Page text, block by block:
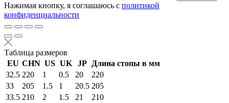
Нажимая кнопку, я соглашаюсь с политикой
конфиденциальности
Таблица размеров
EU CHN US UK JP
Длина стопы в мм
32.5 220 1 0.5 20
220
33
205 1.5 1 20.5 205
33.5 210 2 1.5 21
210